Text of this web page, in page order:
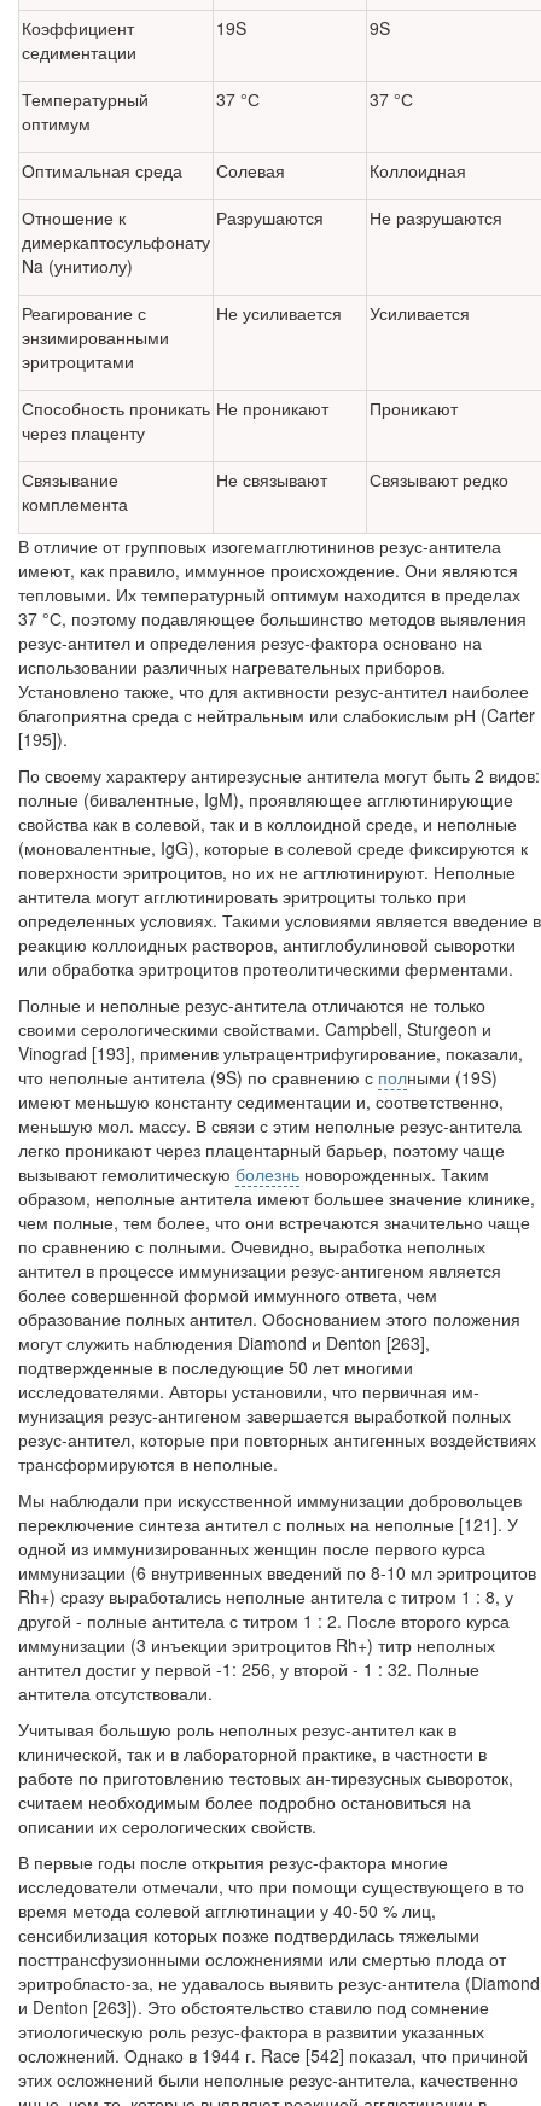
Коэффициент
седиментации
19S 9S
Температурный
оптимум
37 °С 37 °С
Оптимальная среда Солевая
Коллоидная
Отношение к
димеркаптосульфонату
Na (унитиолу)
Разрушаются Не разрушаются
Реагирование с
энзимированными
эритроцитами
Не усиливается Усиливается
Способность проникать
через плаценту
Не проникают Проникают
Связывание
комплемента
Не связывают Связывают редко
В отличие от групповых изогемагглютининов резус-антитела
имеют, как правило, иммунное происхождение. Они являются
тепловыми. Их температурный оптимум находится в пределах
37 °С, поэтому подавляющее большинство методов выявления
резус-антител и определения резус-фактора основано на
использовании различных нагревательных приборов.
Установлено также, что для активности резус-антител наи­более
благоприятна среда с нейтральным или слабокислым рН (Carter
[195]).
По своему характеру антирезусные антитела могут быть 2 видов:
полные (би­валентные, IgM), проявляющее агглютинирующие
свойства как в солевой, так и в коллоидной среде, и неполные
(моновалентные, IgG), которые в солевой среде фик­сируются к
поверхности эритроцитов, но их не агтлютинируют. Неполные
антите­ла могут агглютинировать эритроциты только при
определенных условиях. Такими условиями является введение в
реакцию коллоидных растворов, антиглобулиновой сыворотки
или обработка эритроцитов протеолитическими ферментами.
Полные и неполные резус-антитела отличаются не только
своими сероло­гическими свойствами. Campbell, Sturgeon и
Vinograd [193], применив ультра­центрифугирование, показали,
что неполные антитела (9S) по сравнению с пол­ными (19S)
имеют меньшую константу седиментации и, соответственно,
мень­шую мол. массу. В связи с этим неполные резус-антитела
легко проникают че­рез плацентарный барьер, поэтому чаще
вызывают гемолитическую болезнь новорожденных. Таким
образом, неполные антитела имеют большее значение клинике,
чем полные, тем более, что они встречаются значительно чаще
по сравнению с полными. Очевидно, выработка неполных
антител в процессе им­мунизации резус-антигеном является
более совершенной формой иммунного ответа, чем
образование полных антител. Обоснованием этого положения
мо­гут служить наблюдения Diamond и Denton [263],
подтвержденные в последу­ющие 50 лет многими
исследователями. Авторы установили, что первичная им­
мунизация резус-антигеном завершается выработкой полных
резус-антител, ко­торые при повторных антигенных воздействиях
трансформируются в неполные.
Мы наблюдали при искусственной иммунизации добровольцев
переключе­ние синтеза антител с полных на неполные [121]. У
одной из иммунизирован­ных женщин после первого курса
иммунизации (6 внутривенных введений по 8-10 мл эритроцитов
Rh+) сразу выработались неполные антитела с титром 1 : 8, у
другой - полные антитела с титром 1 : 2. После второго курса
иммуни­зации (3 инъекции эритроцитов Rh+) титр неполных
антител достиг у первой -1: 256, у второй - 1 : 32. Полные
антитела отсутствовали.
Учитывая большую роль неполных резус-антител как в
клинической, так и в лабораторной практике, в частности в
работе по приготовлению тестовых ан-тирезусных сывороток,
считаем необходимым более подробно остановиться на
описании их серологических свойств.
В первые годы после открытия резус-фактора многие
исследователи отме­чали, что при помощи существующего в то
время метода солевой агглютина­ции у 40-50 % лиц,
сенсибилизация которых позже подтвердилась тяжелы­ми
посттрансфузионными осложнениями или смертью плода от
эритробласто-за, не удавалось выявить резус-антитела (Diamond
и Denton [263]). Это обстоя­тельство ставило под сомнение
этиологическую роль резус-фактора в развитии указанных
осложнений. Однако в 1944 г. Race [542] показал, что причиной
этих осложнений были неполные резус-антитела, качественно